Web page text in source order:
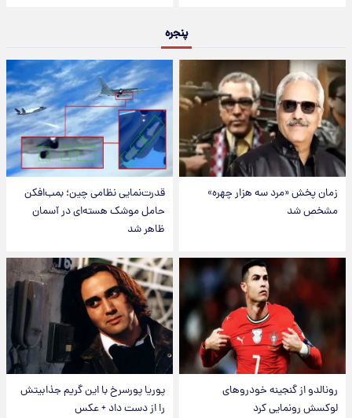
پنجره
زمان پخش «مرد سه هزار چهره»
مشخص شد
قدرت‌نمایی نظامی چین؛ بمب‌افکن
حامل موشک هسته‌ای در آسمان
ظاهر شد
رونالدو از گنجینه خودروهای
لوکسش رونمایی کرد
پوریا پورسرخ با این گریم جذابیتش
را از دست داد + عکس